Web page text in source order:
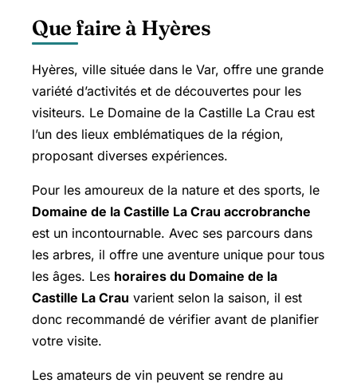
Que faire à Hyères
Hyères, ville située dans le Var, offre une grande
variété d’activités et de découvertes pour les
visiteurs. Le Domaine de la Castille La Crau est
l’un des lieux emblématiques de la région,
proposant diverses expériences.
Pour les amoureux de la nature et des sports, le
Domaine de la Castille La Crau accrobranche
est un incontournable. Avec ses parcours dans
les arbres, il offre une aventure unique pour tous
les âges. Les horaires du Domaine de la
Castille La Crau varient selon la saison, il est
donc recommandé de vérifier avant de planifier
votre visite.
Les amateurs de vin peuvent se rendre au